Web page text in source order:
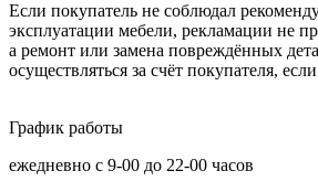
Если покупатель не соблюдал
эксплуатации мебели, рекламации не
а ремонт или замена повреждённых
осуществляться за счёт покупателя,
График работы
ежедневно с 9-00 до 22-00 часов